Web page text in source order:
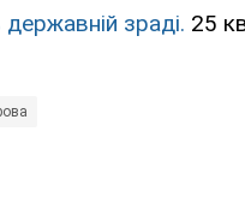
зраді. 25